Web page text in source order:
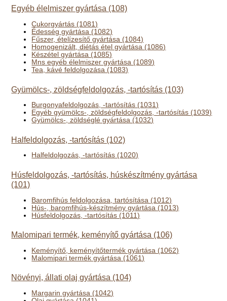
Egyéb élelmiszer gyártása (108)
Cukorgyártás (1081)
Édesség gyártása (1082)
Fűszer, ételízesítő gyártása (1084)
Homogenizált, diétás étel gyártása (1086)
Készétel gyártása (1085)
Mns egyéb élelmiszer gyártása (1089)
Tea, kávé feldolgozása (1083)
Gyümölcs-, zöldségfeldolgozás, -tartósítás (103)
Burgonyafeldolgozás, -tartósítás (1031)
Egyéb gyümölcs-, zöldségfeldolgozás, -tartósítás (1039)
Gyümölcs-, zöldséglé gyártása (1032)
Halfeldolgozás, -tartósítás (102)
Halfeldolgozás, -tartósítás (1020)
Húsfeldolgozás, -tartósítás, húskészítmény gyártása
(101)
Baromfihús feldolgozása, tartósítása (1012)
Hús-, baromfihús-készítmény gyártása (1013)
Húsfeldolgozás, -tartósítás (1011)
Malomipari termék, keményítő gyártása (106)
Keményítő, keményítőtermék gyártása (1062)
Malomipari termék gyártása (1061)
Növényi, állati olaj gyártása (104)
Margarin gyártása (1042)